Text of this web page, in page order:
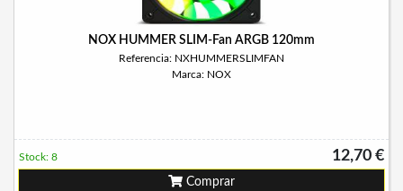
NOX HUMMER SLIM-Fan ARGB 120mm
Referencia: NXHUMMERSLIMFAN
Marca: NOX
12,70 €
Stock: 8
Comprar